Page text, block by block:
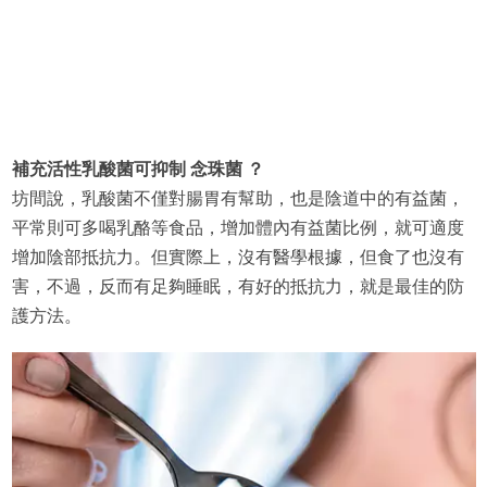
補充活性乳酸菌可抑制 念珠菌 ？
坊間說，乳酸菌不僅對腸胃有幫助，也是陰道中的有益菌，
平常則可多喝乳酪等食品，增加體內有益菌比例，就可適度
增加陰部抵抗力。但實際上，沒有醫學根據，但食了也沒有
害，不過，反而有足夠睡眠，有好的抵抗力，就是最佳的防
護方法。